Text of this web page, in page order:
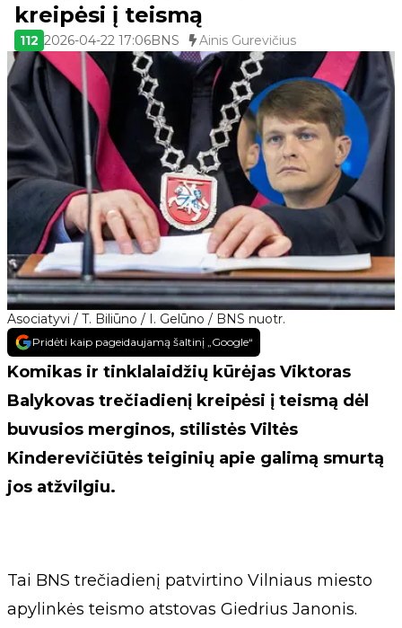
Asociatyvi / T. Biliūno / I. Gelūno / BNS nuotr.
kreipėsi į teismą
112 2026-04-22 17:06BNS Ainis Gurevičius
Pridėti kaip pageidaujamą šaltinį „Google“
Komikas ir tinklalaidžių kūrėjas Viktoras
Balykovas trečiadienį kreipėsi į teismą dėl
buvusios merginos, stilistės Viltės
Kinderevičiūtės teiginių apie galimą smurtą
jos atžvilgiu.
Tai BNS trečiadienį patvirtino Vilniaus miesto
apylinkės teismo atstovas Giedrius Janonis.